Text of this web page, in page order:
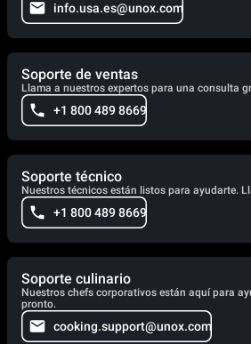
info.usa.es@unox.com
Soporte de ventas
Llama a nuestros expertos para una consulta
+1 800 489 8669
Soporte técnico
Nuestros técnicos están listos para ayudarte.
+1 800 489 8669
Soporte culinario
Nuestros chefs corporativos están aquí para
pronto.
cooking.support@unox.com